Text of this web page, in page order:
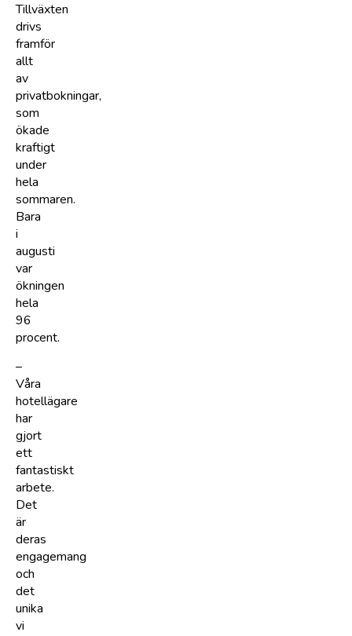
Tillväxten
drivs
framför
allt
av
privatbokningar,
som
ökade
kraftigt
under
hela
sommaren.
Bara
i
augusti
var
ökningen
hela
96
procent.
–
Våra
hotellägare
har
gjort
ett
fantastiskt
arbete.
Det
är
deras
engagemang
och
det
unika
vi